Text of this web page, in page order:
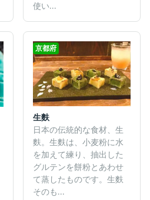
使い...
京都府
生麩
日本の伝統的な食材、生
麩。生麩は、小麦粉に水
を加えて練り、抽出した
グルテンを餅粉とあわせ
て蒸したものです。生麩
そのも...